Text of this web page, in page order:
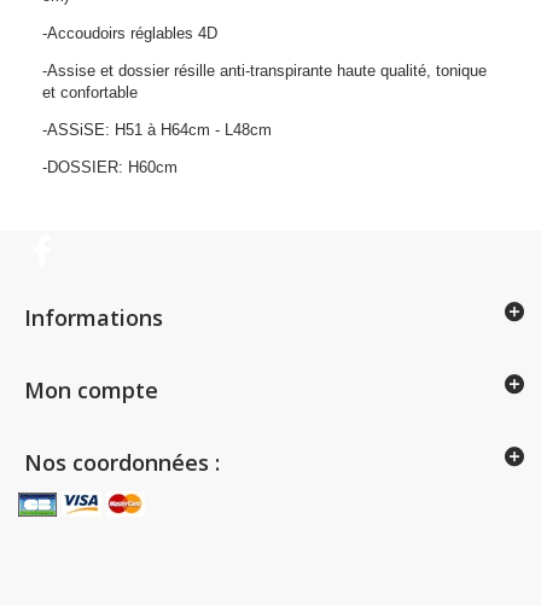
-Accoudoirs réglables 4D
-Assise et dossier résille anti-transpirante haute qualité, tonique
et confortable
-ASSiSE: H51 à H64cm - L48cm
-DOSSIER: H60cm
Informations
Mon compte
Nos coordonnées :